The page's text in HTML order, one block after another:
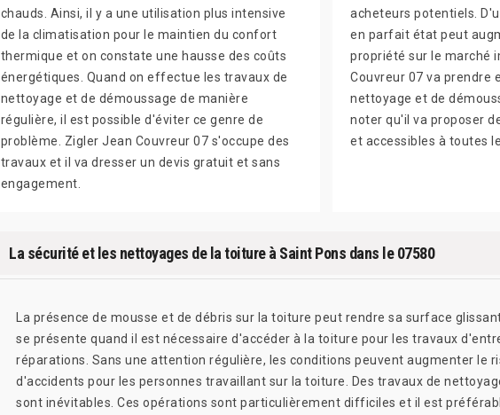
chauds. Ainsi, il y a une utilisation plus intensive
de la climatisation pour le maintien du confort
thermique et on constate une hausse des coûts
énergétiques. Quand on effectue les travaux de
nettoyage et de démoussage de manière
régulière, il est possible d'éviter ce genre de
problème. Zigler Jean Couvreur 07 s'occupe des
travaux et il va dresser un devis gratuit et sans
engagement.
acheteurs potentiels.
en parfait état peut
propriété sur le marché
Couvreur 07 va prendre
nettoyage et de
noter qu'il va proposer
et accessibles à toutes
La sécurité et les nettoyages de la toiture à Saint Pons dans le 07580
La présence de mousse et de débris sur la toiture peut rendre sa surface
se présente quand il est nécessaire d'accéder à la toiture pour les travaux
réparations. Sans une attention régulière, les conditions peuvent augmenter le
d'accidents pour les personnes travaillant sur la toiture. Des travaux de
sont inévitables. Ces opérations sont particulièrement difficiles et il est